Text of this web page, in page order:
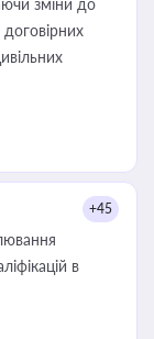
зміни до
+45
в